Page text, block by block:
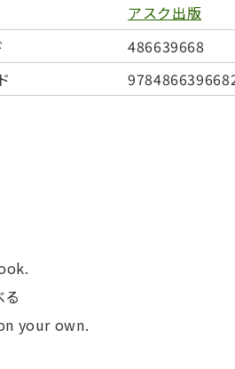
アスク出版
486639668
your own.